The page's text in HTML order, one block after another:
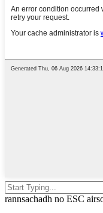
rannsachadh no ESC